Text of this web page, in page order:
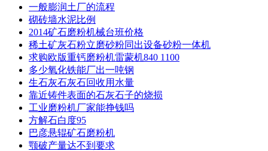
一般膨润土厂的流程
砌砖墙水泥比例
2014矿石磨粉机械台班价格
稀土矿灰石粉立磨砂粉同出设备砂粉一体机
求购欧版重钙磨粉机雷蒙机840 1100
多少氧化铁能厂出一吨钢
生石灰石灰石回收用水量
靠近铸件表面的石灰石子的烧损
工业磨粉机厂家能挣钱吗
方解石白度95
巴彦悬辊矿石磨粉机
颚破产量达不到要求